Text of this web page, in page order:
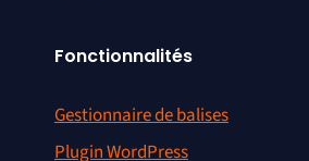
Fonctionnalités
Gestionnaire de balises
Plugin WordPress